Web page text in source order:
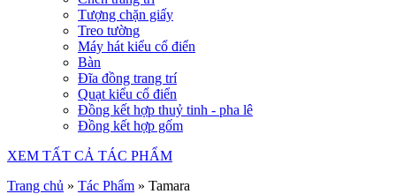
Tượng chặn giấy
Treo tường
Máy hát kiểu cổ điển
Bàn
Đĩa đồng trang trí
Quạt kiểu cổ điển
Đồng kết hợp thuỷ tinh - pha lê
Đồng kết hợp gốm
XEM TẤT CẢ TÁC PHẨM
Trang chủ » Tác Phẩm » Tamara